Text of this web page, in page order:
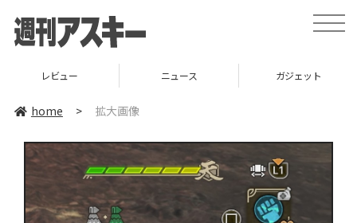
toggle
レビュー ニュース ガジェット
home > 拡大画像